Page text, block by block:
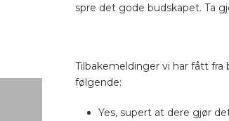
spre det gode budskapet. Ta
Tilbakemeldinger vi har fått fra
følgende:
Yes, supert at dere gjør